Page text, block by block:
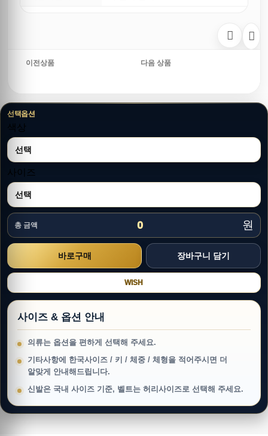
이전상품 다음 상품
선택옵션
색상
사이즈
총 금액 0 원
WISH
사이즈 & 옵션 안내
의류는 옵션을 편하게 선택해 주세요.
기타사항에 한국사이즈 / 키 / 체중 / 체형을 적어주시면 더
알맞게 안내해드립니다.
신발은 국내 사이즈 기준, 벨트는 허리사이즈로 선택해 주세요.